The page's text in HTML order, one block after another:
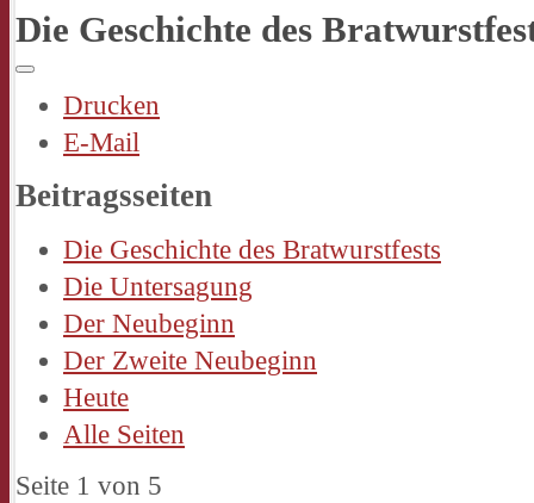
Die Geschichte des
Drucken
E-Mail
Beitragsseiten
Die Geschichte des Bratwurstfests
Die Untersagung
Der Neubeginn
Der Zweite Neubeginn
Heute
Alle Seiten
Seite 1 von 5